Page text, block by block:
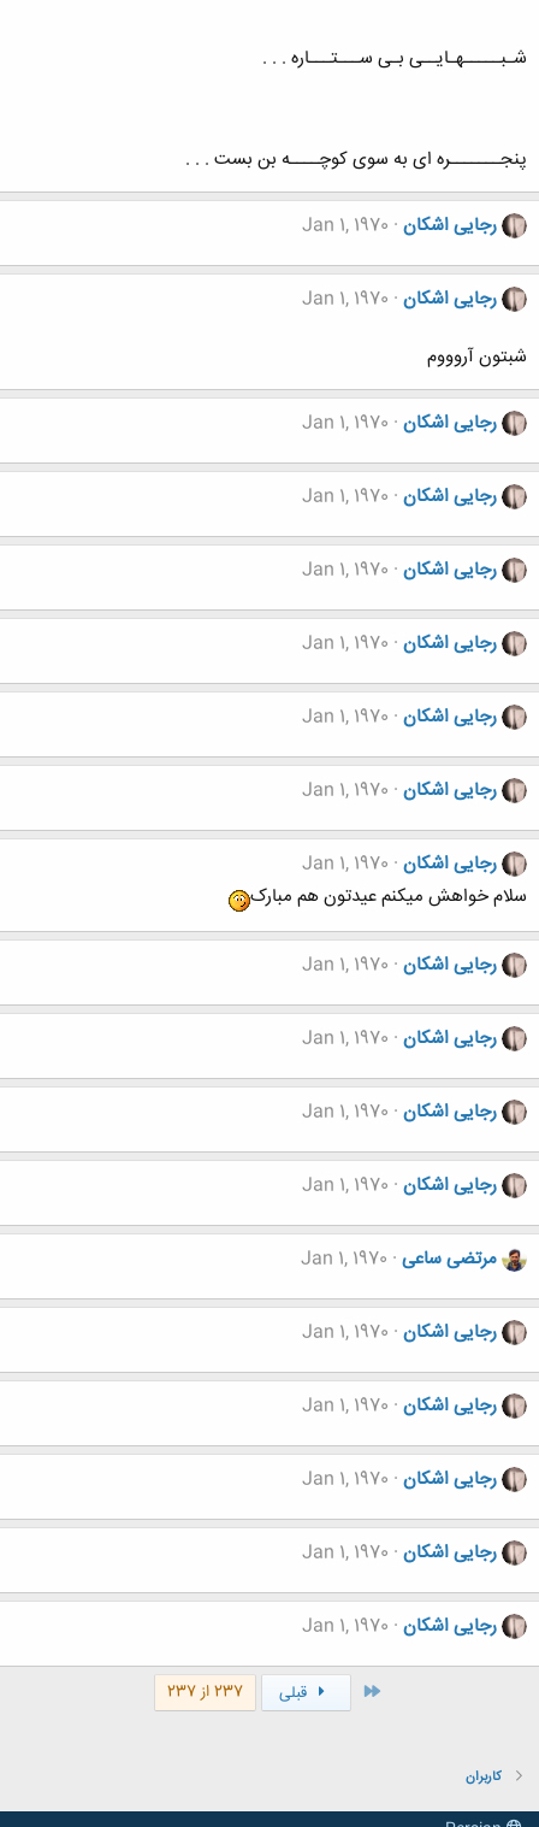
شـبـــــهـایــی بـی ســـتـــاره . . .
پنجـــــــره ای به سوی کوچــــه بن بست . . .
رجایی اشکان Jan 1, 1970
رجایی اشکان Jan 1, 1970
شبتون آروووم
رجایی اشکان Jan 1, 1970
رجایی اشکان Jan 1, 1970
رجایی اشکان Jan 1, 1970
رجایی اشکان Jan 1, 1970
رجایی اشکان Jan 1, 1970
رجایی اشکان Jan 1, 1970
رجایی اشکان Jan 1, 1970
سلام خواهش میکنم عیدتون هم مبارک
رجایی اشکان Jan 1, 1970
رجایی اشکان Jan 1, 1970
رجایی اشکان Jan 1, 1970
رجایی اشکان Jan 1, 1970
مرتضی ساعی Jan 1, 1970
رجایی اشکان Jan 1, 1970
رجایی اشکان Jan 1, 1970
رجایی اشکان Jan 1, 1970
رجایی اشکان Jan 1, 1970
رجایی اشکان Jan 1, 1970
اول قبلی 237 از 237
کاربران